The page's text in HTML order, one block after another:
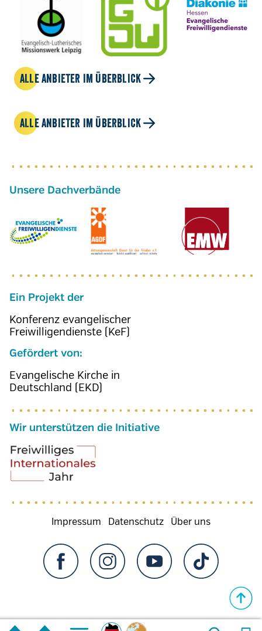
ALLE ANBIETER IM ÜBERBLICK
ALLE ANBIETER IM ÜBERBLICK
Ein Projekt der
Konferenz evangelischer
Freiwilligendienste (KeF)
Gefördert von:
Evangelische Kirche in
Deutschland (EKD)
Wir unterstützen die Initiative
Fußzeilenmenü
Impressum Datenschutz Über uns